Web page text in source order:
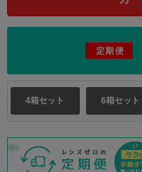
定期便
4箱セット 6箱セット